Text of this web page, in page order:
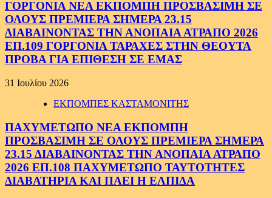
ΓΟΡΓΟΝΙΑ ΝΕΑ ΕΚΠΟΜΠΗ ΠΡΟΣΒΑΣΙΜΗ ΣΕ
ΟΛΟΥΣ ΠΡΕΜΙΕΡΑ ΣΗΜΕΡΑ 23.15
ΔΙΑΒΑΙΝΟΝΤΑΣ ΤΗΝ ΑΝΟΠΑΙΑ ΑΤΡΑΠΟ 2026
ΕΠ.109 ΓΟΡΓΟΝΙΑ ΤΑΡΑΧΕΣ ΣΤΗΝ ΘΕΟΥΤΑ
ΠΡΟΒΑ ΓΙΑ ΕΠΙΘΕΣΗ ΣΕ ΕΜΑΣ
31 Ιουλίου 2026
ΕΚΠΟΜΠΕΣ ΚΑΣΤΑΜΟΝΙΤΗΣ
ΠΑΧΥΜΕΤΩΠΟ ΝΕΑ ΕΚΠΟΜΠΗ
ΠΡΟΣΒΑΣΙΜΗ ΣΕ ΟΛΟΥΣ ΠΡΕΜΙΕΡΑ ΣΗΜΕΡΑ
23.15 ΔΙΑΒΑΙΝΟΝΤΑΣ ΤΗΝ ΑΝΟΠΑΙΑ ΑΤΡΑΠΟ
2026 ΕΠ.108 ΠΑΧΥΜΕΤΩΠΟ ΤΑΥΤΟΤΗΤΕΣ
ΔΙΑΒΑΤΗΡΙΑ ΚΑΙ ΠΑΕΙ Η ΕΛΠΙΔΑ